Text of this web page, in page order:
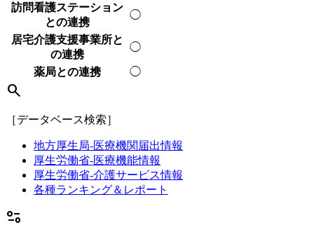
訪問看護ステーション
との連携
◯
居宅介護支援事業所と
の連携
◯
薬局との連携 ◯
search
［データベース検索］
地方厚生局-医療機関届出情報
厚生労働省-医療機能情報
厚生労働省-介護サービス情報
各種ランキング＆レポート
page_info